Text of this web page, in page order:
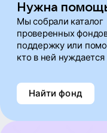
Нужна
Мы собрали каталог
проверенных
поддержку или
кто в ней нуждается
Найти фонд